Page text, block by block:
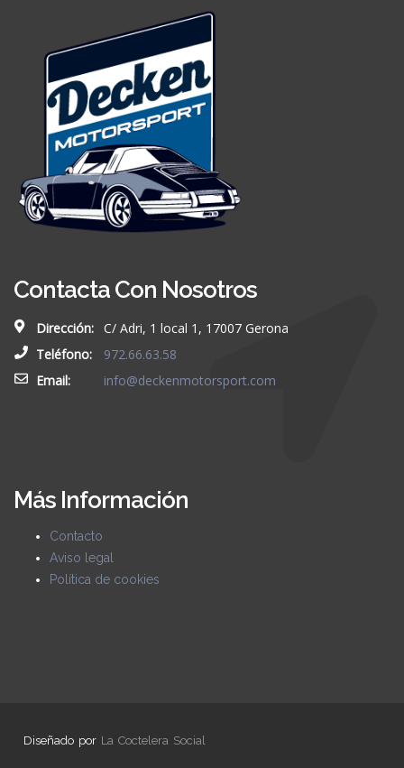
Contacta Con Nosotros
Dirección: C/ Adri, 1 local 1, 17007 Gerona
Teléfono:
972.66.63.58
Email:
info@deckenmotorsport.com
Más Información
Contacto
Aviso legal
Política de cookies
Diseñado por La Coctelera Social